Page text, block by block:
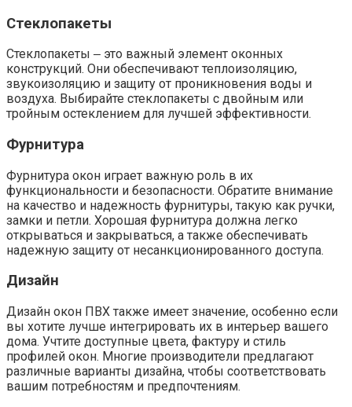
Стеклопакеты
Стеклопакеты ‒ это важный элемент оконных
конструкций.​ Они обеспечивают теплоизоляцию,
звукоизоляцию и защиту от проникновения воды и
воздуха.​ Выбирайте стеклопакеты с двойным или
тройным остеклением для лучшей эффективности.​
Фурнитура
Фурнитура окон играет важную роль в их
функциональности и безопасности.​ Обратите внимание
на качество и надежность фурнитуры, такую как ручки,
замки и петли. Хорошая фурнитура должна легко
открываться и закрываться, а также обеспечивать
надежную защиту от несанкционированного доступа.​
Дизайн
Дизайн окон ПВХ также имеет значение, особенно если
вы хотите лучше интегрировать их в интерьер вашего
дома.​ Учтите доступные цвета, фактуру и стиль
профилей окон.​ Многие производители предлагают
различные варианты дизайна, чтобы соответствовать
вашим потребностям и предпочтениям.​